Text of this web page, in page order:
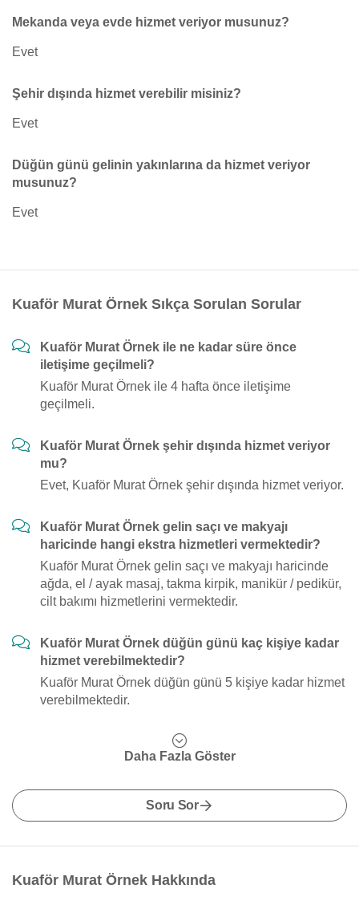
Mekanda veya evde hizmet veriyor musunuz?
Evet
Şehir dışında hizmet verebilir misiniz?
Evet
Düğün günü gelinin yakınlarına da hizmet veriyor
musunuz?
Evet
Kuaför Murat Örnek Sıkça Sorulan Sorular
Kuaför Murat Örnek ile ne kadar süre önce
iletişime geçilmeli?
Kuaför Murat Örnek ile 4 hafta önce iletişime
geçilmeli.
Kuaför Murat Örnek şehir dışında hizmet veriyor
mu?
Evet, Kuaför Murat Örnek şehir dışında hizmet veriyor.
Kuaför Murat Örnek gelin saçı ve makyajı
haricinde hangi ekstra hizmetleri vermektedir?
Kuaför Murat Örnek gelin saçı ve makyajı haricinde
ağda, el / ayak masaj, takma kirpik, manikür / pedikür,
cilt bakımı hizmetlerini vermektedir.
Kuaför Murat Örnek düğün günü kaç kişiye kadar
hizmet verebilmektedir?
Kuaför Murat Örnek düğün günü 5 kişiye kadar hizmet
verebilmektedir.
Daha Fazla Göster
Soru Sor
Kuaför Murat Örnek Hakkında